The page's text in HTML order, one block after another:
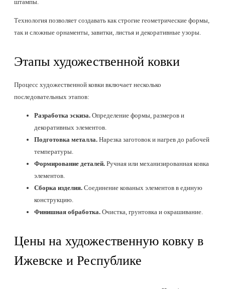
штампы.
Технология позволяет создавать как строгие геометрические формы,
так и сложные орнаменты, завитки, листья и декоративные узоры.
Этапы художественной ковки
Процесс художественной ковки включает несколько
последовательных этапов:
Разработка эскиза. Определение формы, размеров и
декоративных элементов.
Подготовка металла. Нарезка заготовок и нагрев до рабочей
температуры.
Формирование деталей. Ручная или механизированная ковка
элементов.
Сборка изделия. Соединение кованых элементов в единую
конструкцию.
Финишная обработка. Очистка, грунтовка и окрашивание.
Цены на художественную ковку в
Ижевске и Республике